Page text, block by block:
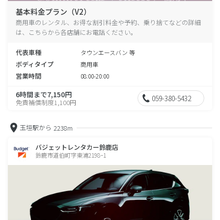
基本料金プラン（V2）
商用車のレンタル、お得な割引料金や予約、乗り捨てなどの詳細
は、こちらから各店舗にお電話ください。
代表車種 タウンエースバン 等
ボディタイプ 商用車
営業時間 08:00-20:00
6時間まで7,150円
免責補償制度1,100円 059-380-5432
玉垣駅から 2238m
バジェットレンタカー鈴鹿店
鈴鹿市道伯町字東浦2198−1